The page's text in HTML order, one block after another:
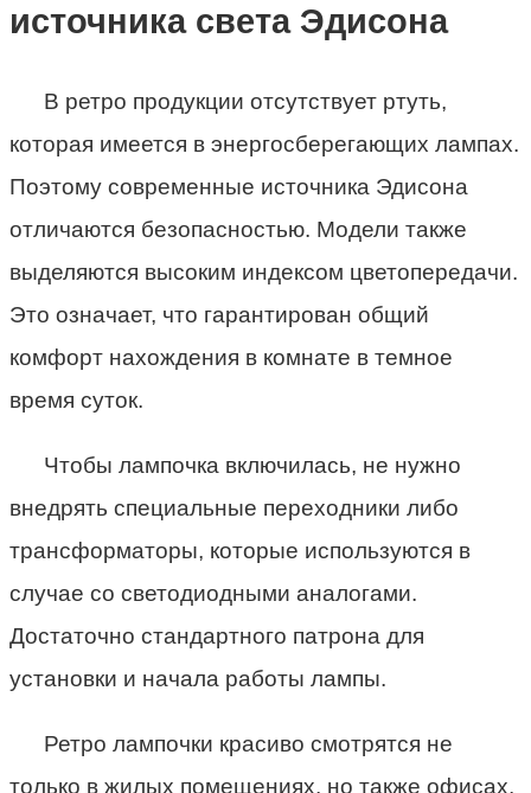
источника света Эдисона
В ретро продукции отсутствует ртуть,
которая имеется в энергосберегающих лампах.
Поэтому современные источника Эдисона
отличаются безопасностью. Модели также
выделяются высоким индексом цветопередачи.
Это означает, что гарантирован общий
комфорт нахождения в комнате в темное
время суток.
Чтобы лампочка включилась, не нужно
внедрять специальные переходники либо
трансформаторы, которые используются в
случае со светодиодными аналогами.
Достаточно стандартного патрона для
установки и начала работы лампы.
Ретро лампочки красиво смотрятся не
только в жилых помещениях, но также офисах,